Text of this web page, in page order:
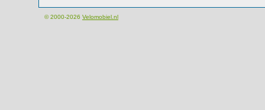
© 2000-2026 Velomobiel.nl